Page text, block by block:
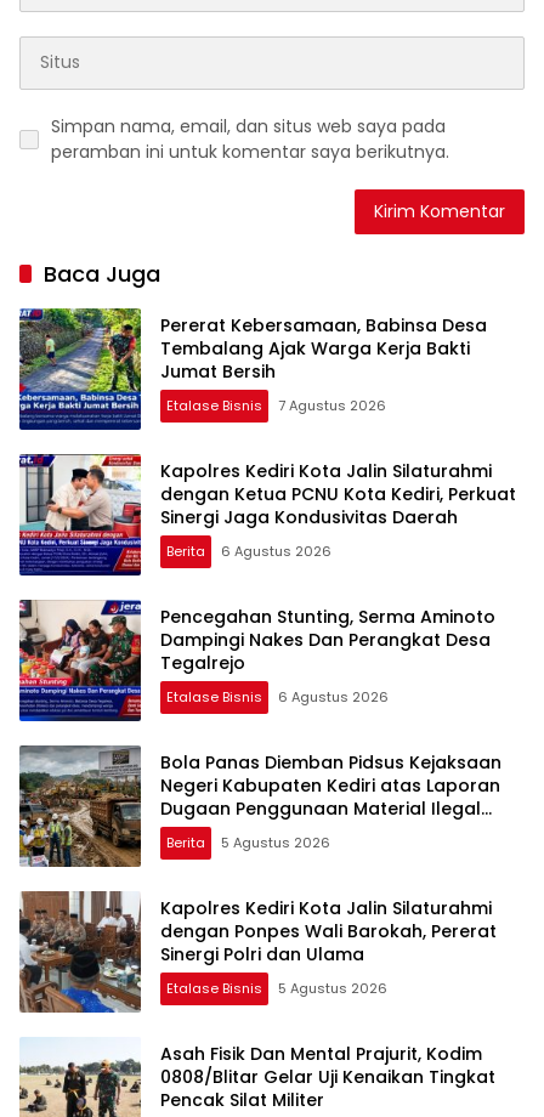
Simpan nama, email, dan situs web saya pada
peramban ini untuk komentar saya berikutnya.
Baca Juga
Pererat Kebersamaan, Babinsa Desa
Tembalang Ajak Warga Kerja Bakti
Jumat Bersih
Etalase Bisnis 7 Agustus 2026
Kapolres Kediri Kota Jalin Silaturahmi
dengan Ketua PCNU Kota Kediri, Perkuat
Sinergi Jaga Kondusivitas Daerah
Berita 6 Agustus 2026
Pencegahan Stunting, Serma Aminoto
Dampingi Nakes Dan Perangkat Desa
Tegalrejo
Etalase Bisnis 6 Agustus 2026
Bola Panas Diemban Pidsus Kejaksaan
Negeri Kabupaten Kediri atas Laporan
Dugaan Penggunaan Material Ilegal
Proyek Tol Kediri Oleh PT. HASTARI JAYA
SENTOSA
Berita 5 Agustus 2026
Kapolres Kediri Kota Jalin Silaturahmi
dengan Ponpes Wali Barokah, Pererat
Sinergi Polri dan Ulama
Etalase Bisnis 5 Agustus 2026
Asah Fisik Dan Mental Prajurit, Kodim
0808/Blitar Gelar Uji Kenaikan Tingkat
Pencak Silat Militer